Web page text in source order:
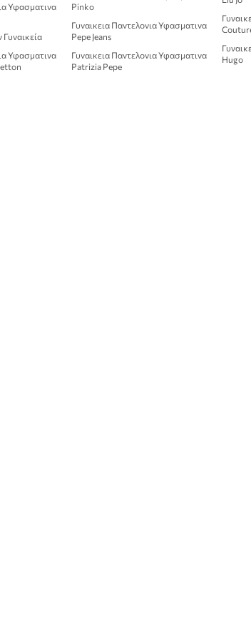
Υφασματινα
Υφασματινα
Pinko
Γυναικεια Παντελονια Υφασματινα
Pepe Jeans
Γυναικεια Παντελονια Υφασματινα
Patrizia Pepe
Hugo